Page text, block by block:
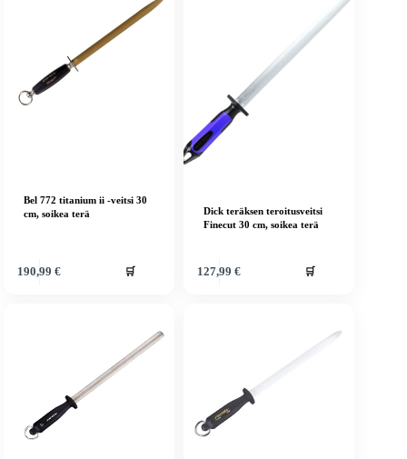
Bel 772 titanium ii -veitsi 30
cm, soikea terä
190,99€ 🛒
Dick teräksen teroitusveitsi
Finecut 30 cm, soikea terä
127,99€ 🛒